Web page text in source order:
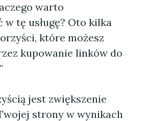
warto
w tę usługę? Oto kilka
które możesz
kupowanie linków do
jest zwiększenie
strony w wynikach